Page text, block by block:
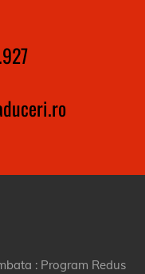
: Program Redus